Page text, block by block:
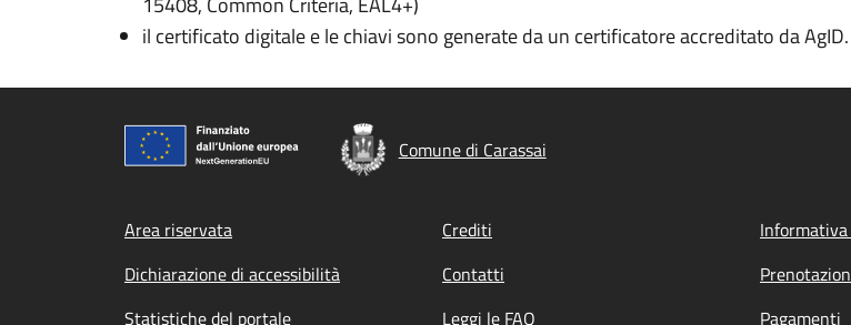
il certificato digitale e le chiavi sono generate da un certificatore accreditato da AgID.
Comune di Carassai
Footer menu
Area riservata Crediti
Dichiarazione di accessibilità
Contatti
Statistiche del portale
Leggi le FAQ Pagamenti